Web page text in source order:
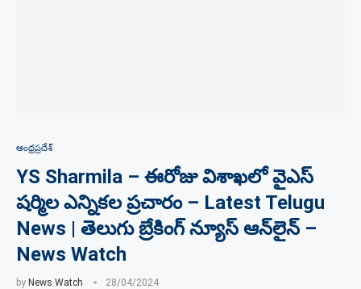
ఆంధ్రప్రదేశ్
YS Sharmila – ఈరోజు విశాఖలో వైఎస్
షర్మిల ఎన్నికల ప్రచారం – Latest Telugu
News | తెలుగు బ్రేకింగ్ న్యూస్ ఆన్‌లైన్ –
News Watch
by News Watch 28/04/2024